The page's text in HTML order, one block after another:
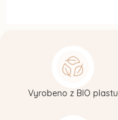
Vyrobeno z BIO plastu